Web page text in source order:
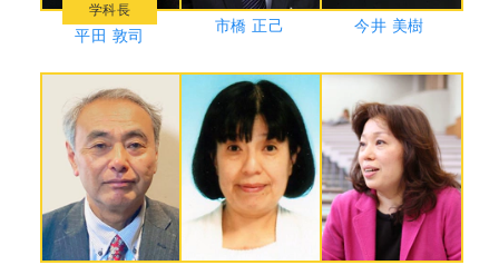
学科長
平田 敦司
市橋 正己 今井 美樹